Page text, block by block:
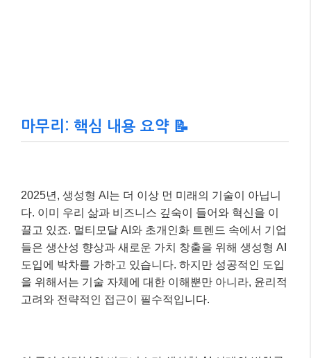
마무리: 핵심 내용 요약 📝
2025년, 생성형 AI는 더 이상 먼 미래의 기술이 아닙니
다. 이미 우리 삶과 비즈니스 깊숙이 들어와 혁신을 이
끌고 있죠. 멀티모달 AI와 초개인화 트렌드 속에서 기업
들은 생산성 향상과 새로운 가치 창출을 위해 생성형 AI
도입에 박차를 가하고 있습니다. 하지만 성공적인 도입
을 위해서는 기술 자체에 대한 이해뿐만 아니라, 윤리적
고려와 전략적인 접근이 필수적입니다.